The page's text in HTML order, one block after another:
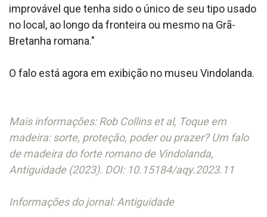
improvável que tenha sido o único de seu tipo usado
no local, ao longo da fronteira ou mesmo na Grã-
Bretanha romana."
O falo está agora em exibição no museu Vindolanda.
Mais informações: Rob Collins et al, Toque em
madeira: sorte, proteção, poder ou prazer? Um falo
de madeira do forte romano de Vindolanda,
Antiguidade (2023). DOI: 10.15184/aqy.2023.11
Informações do jornal: Antiguidade